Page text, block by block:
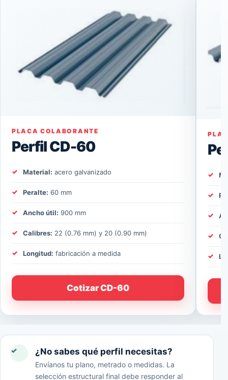
PLACA COLABORANTE
Perfil CD-60
Material: acero galvanizado
Peralte: 60 mm
Ancho útil: 900 mm
Calibres: 22 (0.76 mm) y 20 (0.90 mm)
Longitud: fabricación a medida
Cotizar CD-60
✓ ¿No sabes qué perfil necesitas?
Envíanos tu plano, metrado o medidas. La
selección estructural final debe responder al